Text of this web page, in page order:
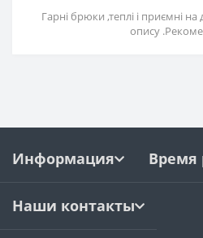
Гарні брюки ,теплі і приємні на
опису
Информация Время
Наши контакты